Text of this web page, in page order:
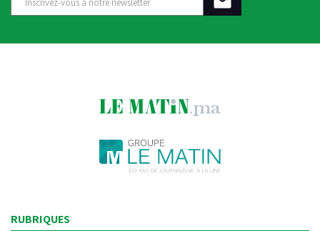
RUBRIQUES